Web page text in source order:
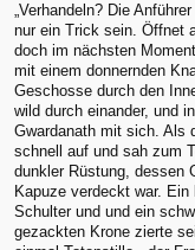
„Verhandeln? Die
nur ein Trick sein. Öffnet
doch im nächsten
mit einem donnernden
Geschosse durch den
wild durch einander, und
Gwardanath mit sich. Als
schnell auf und sah zum
dunkler Rüstung, dessen
Kapuze verdeckt war.
Schulter und und ein
gezackten Krone zierte